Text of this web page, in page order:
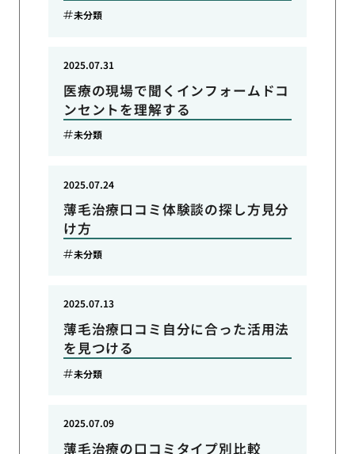
未分類
医療の現場で聞くインフォームドコ
ンセントを理解する
2025.07.31
未分類
薄毛治療口コミ体験談の探し方見分
け方
2025.07.24
未分類
薄毛治療口コミ自分に合った活用法
を見つける
2025.07.13
未分類
薄毛治療の口コミタイプ別比較
2025.07.09